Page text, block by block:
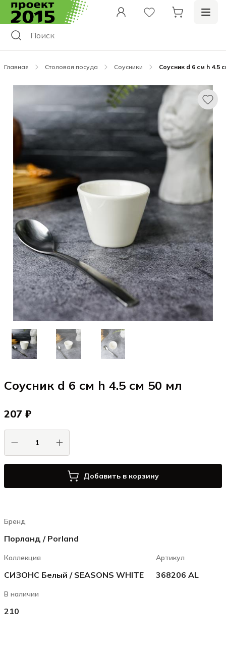
Главная Столовая посуда Соусники Соусник d 6 см h 4.5
Соусник d 6 см h 4.5 см 50 мл
207 ₽
Добавить в корзину
Бренд
Порланд / Porland
Коллекция
СИЗОНС Белый / SEASONS WHITE
Артикул
368206 AL
В наличии
210